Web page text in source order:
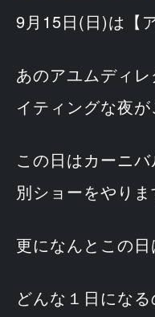
9月15日(日)は【
あのアユムディ
イティングな夜
この日はカーニ
別ショーをやり
更になんとこの
どんな１日にな